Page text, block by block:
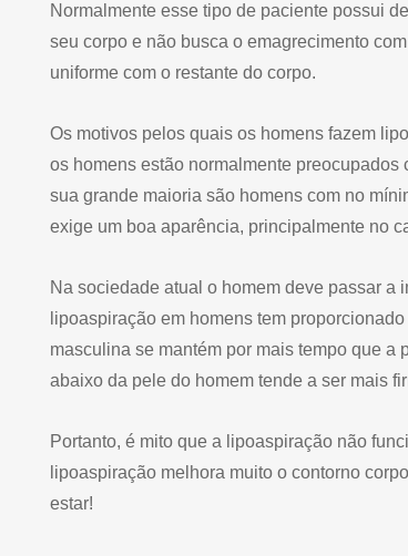
Normalmente esse tipo de paciente possui
seu corpo e não busca o emagrecimento
uniforme com o restante do corpo.
Os motivos pelos quais os homens fazem
os homens estão normalmente
sua grande maioria são homens com no
exige um boa aparência, principalmente no
Na sociedade atual o homem deve passar a
lipoaspiração em homens tem
masculina se mantém por mais tempo que a
abaixo da pele do homem tende a ser mais
Portanto, é mito que a lipoaspiração não
lipoaspiração melhora muito o contorno
estar!